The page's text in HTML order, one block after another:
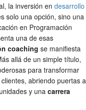
la inversión en desarrollo
solo una opción, sino una
en Programación
una de esas
coaching se manifiesta
allá de un simple título,
para transformar
abriendo puertas a
y una carrera